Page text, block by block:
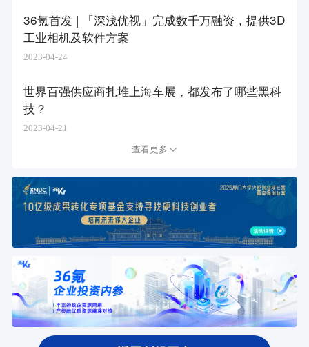
36氪首发 | 「深浅优视」完成数千万融资，提供3D
工业相机及软件方案
2023-04-24
世界百强供应商扎堆上海车展，都发布了哪些黑科
技？
2023-04-21
查看更多